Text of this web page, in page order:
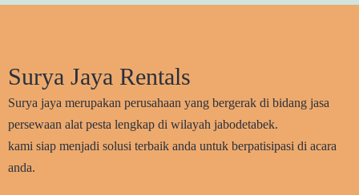
Surya Jaya Rentals
Surya jaya merupakan perusahaan yang bergerak di bidang jasa
persewaan alat pesta lengkap di wilayah jabodetabek.
kami siap menjadi solusi terbaik anda untuk berpatisipasi di acara
anda.